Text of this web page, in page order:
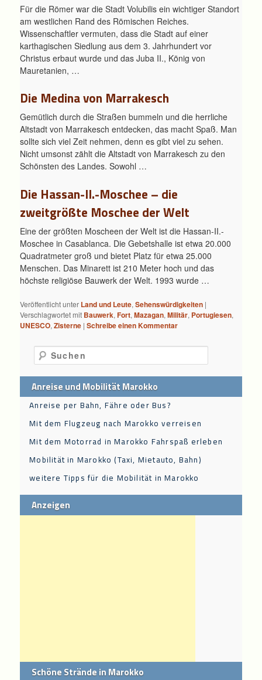
Für die Römer war die Stadt Volubilis ein wichtiger Standort
am westlichen Rand des Römischen Reiches.
Wissenschaftler vermuten, dass die Stadt auf einer
karthagischen Siedlung aus dem 3. Jahrhundert vor
Christus erbaut wurde und das Juba II., König von
Mauretanien, …
Die Medina von Marrakesch
Gemütlich durch die Straßen bummeln und die herrliche
Altstadt von Marrakesch entdecken, das macht Spaß. Man
sollte sich viel Zeit nehmen, denn es gibt viel zu sehen.
Nicht umsonst zählt die Altstadt von Marrakesch zu den
Schönsten des Landes. Sowohl …
Die Hassan-II.-Moschee – die
zweitgrößte Moschee der Welt
Eine der größten Moscheen der Welt ist die Hassan-II.-
Moschee in Casablanca. Die Gebetshalle ist etwa 20.000
Quadratmeter groß und bietet Platz für etwa 25.000
Menschen. Das Minarett ist 210 Meter hoch und das
höchste religiöse Bauwerk der Welt. 1993 wurde …
Veröffentlicht unter Land und Leute,Sehenswürdigkeiten |
Verschlagwortet mit Bauwerk,Fort,Mazagan,Militär, Portugiesen,
UNESCO,Zisterne |Schreibe einen Kommentar
Suchen
Anreise und Mobilität Marokko
Anreise per Bahn, Fähre oder Bus?
Mit dem Flugzeug nach Marokko verreisen
Mit dem Motorrad in Marokko Fahrspaß erleben
Mobilität in Marokko (Taxi, Mietauto, Bahn)
weitere Tipps für die Mobilität in Marokko
Anzeigen
Schöne Strände in Marokko